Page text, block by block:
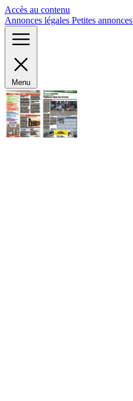
Accès au contenu
Annonces légales Petites annonces
Menu
Panneau de gestion des cookies